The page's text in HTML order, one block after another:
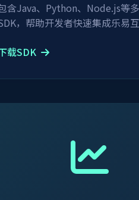
含Java、Python、Node.js等
，帮助开发者快速集成乐易互
载SDK